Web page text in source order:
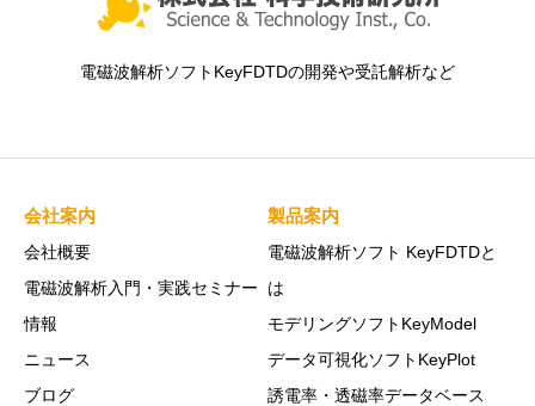
電磁波解析ソフトKeyFDTDの開発や受託解析など
会社案内
会社概要
電磁波解析入門・実践セミナー
情報
ニュース
ブログ
製品案内
電磁波解析ソフト KeyFDTDと
は
モデリングソフトKeyModel
データ可視化ソフトKeyPlot
誘電率・透磁率データベース